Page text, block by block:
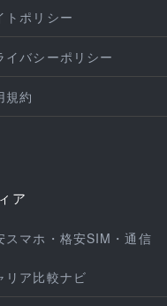
トポリシー
イバシーポリシー
規約
ア
スマホ・格安SIM・通信
リア比較ナビ